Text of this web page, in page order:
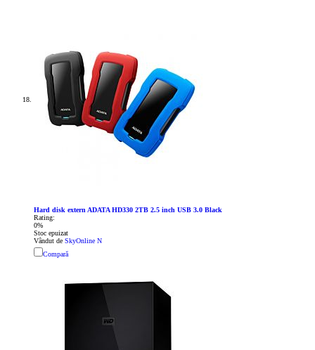
Hard disk extern ADATA HD330 2TB 2.5 inch USB 3.0 Black
Rating:
0%
Stoc epuizat
Vândut de SkyOnline N
Compară